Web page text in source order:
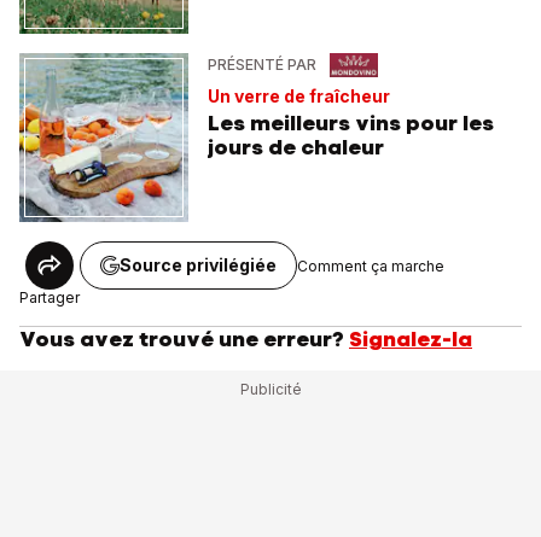
PRÉSENTÉ PAR
Un verre de fraîcheur
Les meilleurs vins pour les
jours de chaleur
Partager
Source privilégiée Comment ça marche
Vous avez trouvé une erreur? Signalez-la